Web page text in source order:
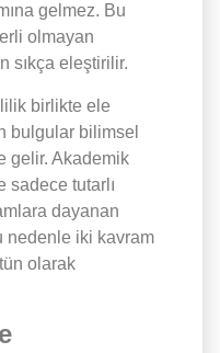
gelmez. Bu
olmayan
sıkça eleştirilir.
birlikte ele
bulgular bilimsel
gelir. Akademik
sadece tutarlı
dayanan
nedenle iki kavram
olarak